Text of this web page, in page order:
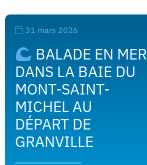
31 mars 2026
BALADE EN MER
DANS LA BAIE DU
MONT-SAINT-
MICHEL AU
DÉPART DE
GRANVILLE